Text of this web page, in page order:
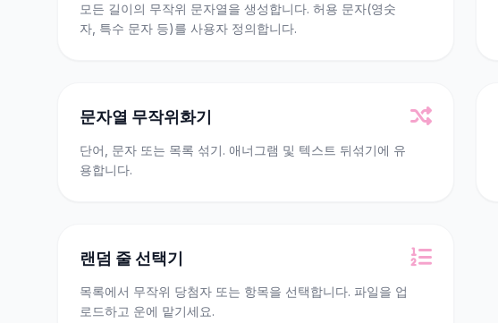
모든 길이의 무작위 문자열을 생성합니다. 허용 문자(영숫
자, 특수 문자 등)를 사용자 정의합니다.
문자열 무작위화기
단어, 문자 또는 목록 섞기. 애너그램 및 텍스트 뒤섞기에 유
용합니다.
랜덤 줄 선택기
목록에서 무작위 당첨자 또는 항목을 선택합니다. 파일을 업
로드하고 운에 맡기세요.